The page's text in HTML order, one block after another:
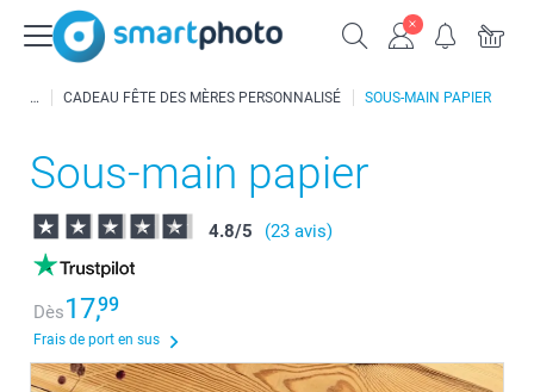
CADEAU FÊTE DES MÈRES PERSONNALISÉ SOUS-MAIN PAPIER
Sous-main papier
4.8/5 (23 avis)
Dès17,99
Frais de port en sus